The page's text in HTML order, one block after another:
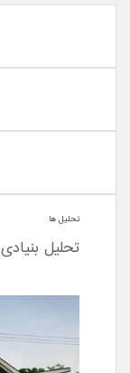
تحلیل ها
تحلیل